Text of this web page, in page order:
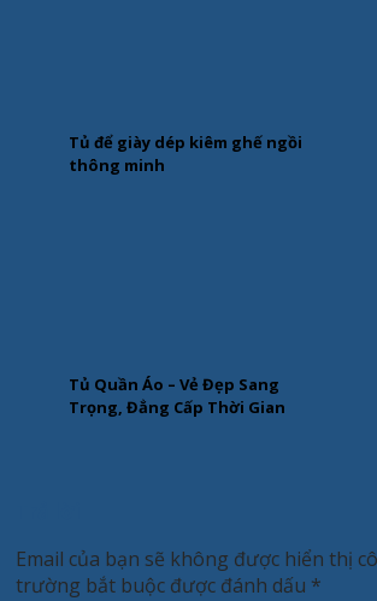
Tủ để giày dép kiêm ghế ngồi
thông minh
Tủ Quần Áo – Vẻ Đẹp Sang
Trọng, Đẳng Cấp Thời Gian
Email của bạn sẽ không được hiển thị
trường bắt buộc được đánh dấu *